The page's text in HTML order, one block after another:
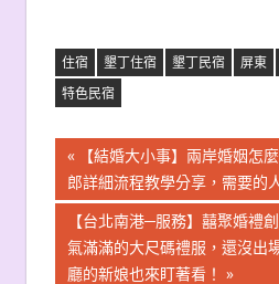
住宿 墾丁住宿 墾丁民宿 屏東
特色民宿
文
章
導
Previous
Post:
【結婚大小事】兩岸婚姻怎
郎詳細流程教學分享，需要的
Next
Post:
【台北南港─服務】囍聚婚禮
氣滿滿的大尺碼禮服，還沒出
廳的新娘也來盯著看！